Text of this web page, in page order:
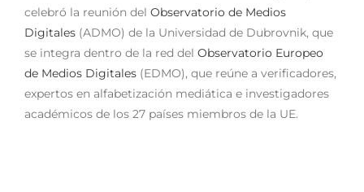
celebró la reunión del Observatorio de Medios
Digitales(ADMO) de la Universidad de Dubrovnik, que
se integra dentro de la red del Observatorio Europeo
de Medios Digitales (EDMO), que reúne a verificadores,
expertos en alfabetización mediática e investigadores
académicos de los 27 países miembros de la UE.